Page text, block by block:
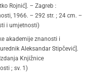
Rojnić]. – Zagreb :
1966. – 292 str. ; 24 cm. –
i umjetnosti)
akademije znanosti i
Aleksandar Stipčević].
Knjižnice
; sv. 1)